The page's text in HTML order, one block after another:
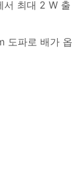
서 최대 2 W 출
도파로 배가 옵